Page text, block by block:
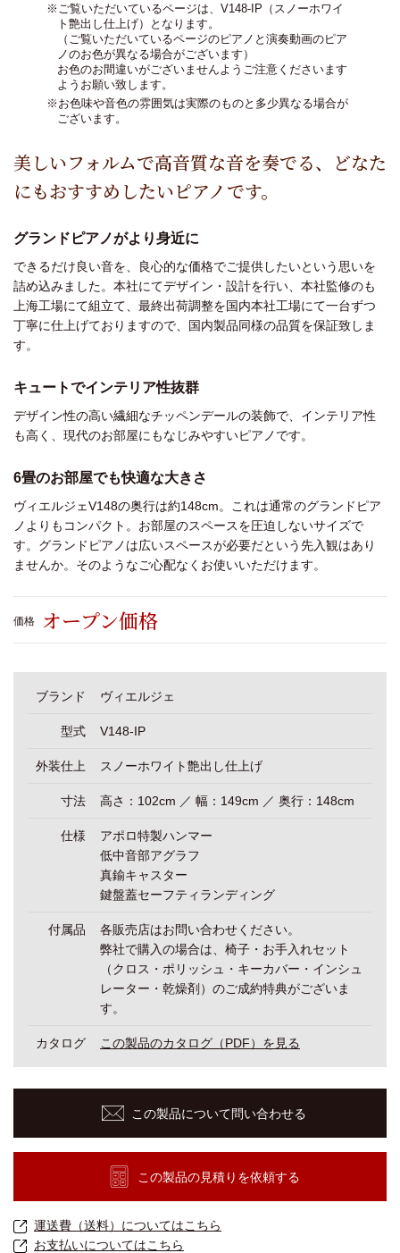
美しいフォルムで高音質な音を奏でる、どなた
にもおすすめしたいピアノです。
グランドピアノがより身近に
できるだけ良い音を、良心的な価格でご提供したいという思いを
詰め込みました。本社にてデザイン・設計を行い、本社監修のも
上海工場にて組立て、最終出荷調整を国内本社工場にて一台ずつ
丁寧に仕上げておりますので、国内製品同様の品質を保証致しま
す。
キュートでインテリア性抜群
デザイン性の高い繊細なチッペンデールの装飾で、インテリア性
も高く、現代のお部屋にもなじみやすいピアノです。
6畳のお部屋でも快適な大きさ
ヴィエルジェV148の奥行は約148cm。これは通常のグランドピア
ノよりもコンパクト。お部屋のスペースを圧迫しないサイズで
す。グランドピアノは広いスペースが必要だという先入観はあり
ませんか。そのようなご心配なくお使いいただけます。
価格 オープン価格
ブランド ヴィエルジェ
型式 V148-IP
外装仕上 スノーホワイト艶出し仕上げ
寸法 高さ：102cm ／ 幅：149cm ／ 奥行：148cm
仕様
アポロ特製ハンマー
低中音部アグラフ
真鍮キャスター
鍵盤蓋セーフティランディング
付属品
各販売店はお問い合わせください。
弊社で購入の場合は、椅子・お手入れセット
（クロス・ポリッシュ・キーカバー・インシュ
レーター・乾燥剤）のご成約特典がございま
す。
カタログ この製品のカタログ（PDF）を見る
この製品について問い合わせる
この製品の見積りを依頼する
運送費（送料）についてはこちら
お支払いについてはこちら
※ご覧いただいているページは、V148-IP（スノーホワイ
ト艶出し仕上げ）となります。
（ご覧いただいているページのピアノと演奏動画のピア
ノのお色が異なる場合がございます）
お色のお間違いがございませんようご注意くださいます
ようお願い致します。
※お色味や音色の雰囲気は実際のものと多少異なる場合が
ございます。